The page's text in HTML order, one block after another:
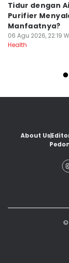
Tidur dengan
Purifier
Manfaatnya?
06 Agu 2026, 22:19
Health
About Us
©